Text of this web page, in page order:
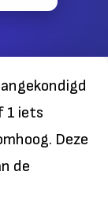
1 iets
Deze
de